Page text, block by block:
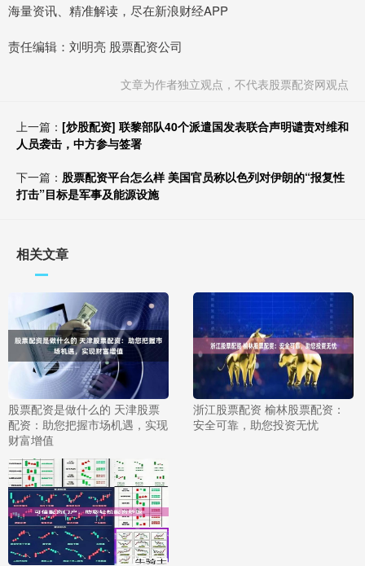
海量资讯、精准解读，尽在新浪财经APP
责任编辑：刘明亮 股票配资公司
文章为作者独立观点，不代表股票配资网观点
上一篇： [炒股配资] 联黎部队40个派遣国发表联合声明谴责对维和
人员袭击，中方参与签署
下一篇： 股票配资平台怎么样 美国官员称以色列对伊朗的“报复性
打击”目标是军事及能源设施
相关文章
股票配资是做什么的 天津股票
配资：助您把握市场机遇，实现
财富增值
浙江股票配资 榆林股票配资：
安全可靠，助您投资无忧